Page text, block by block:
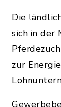
Die
sich in der
zur